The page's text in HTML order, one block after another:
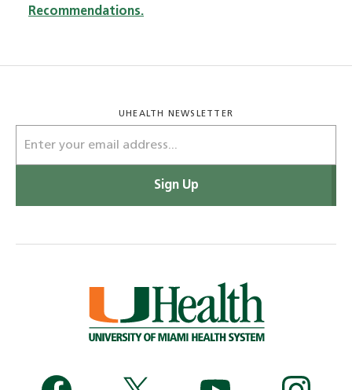
Recommendations.
UHEALTH NEWSLETTER